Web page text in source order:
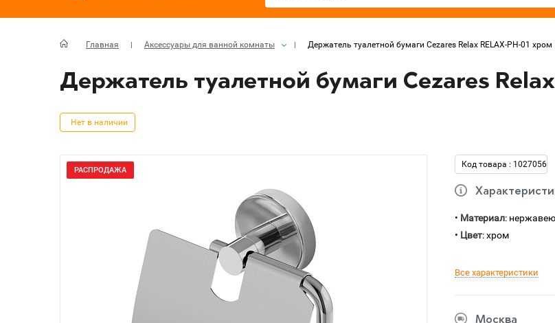
Главная Аксессуары для ванной комнаты Держатель туалетной бумаги Cezares Relax RELAX-PH-01 хром
Держатель туалетной бумаги Cezares
Нет в наличии
РАСПРОДАЖА
Код товара : 1027056
• Материал:
• Цвет: хром
Все характеристики
Москва